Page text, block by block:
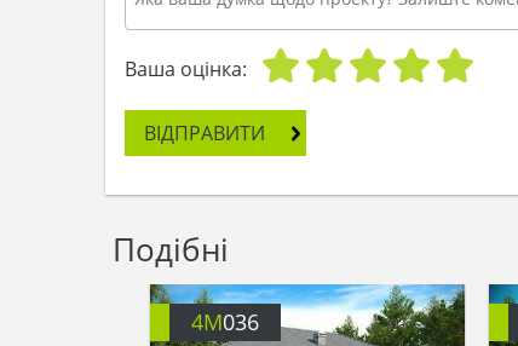
Ваша оцінка:
ВІДПРАВИТИ
Подібні
4M036